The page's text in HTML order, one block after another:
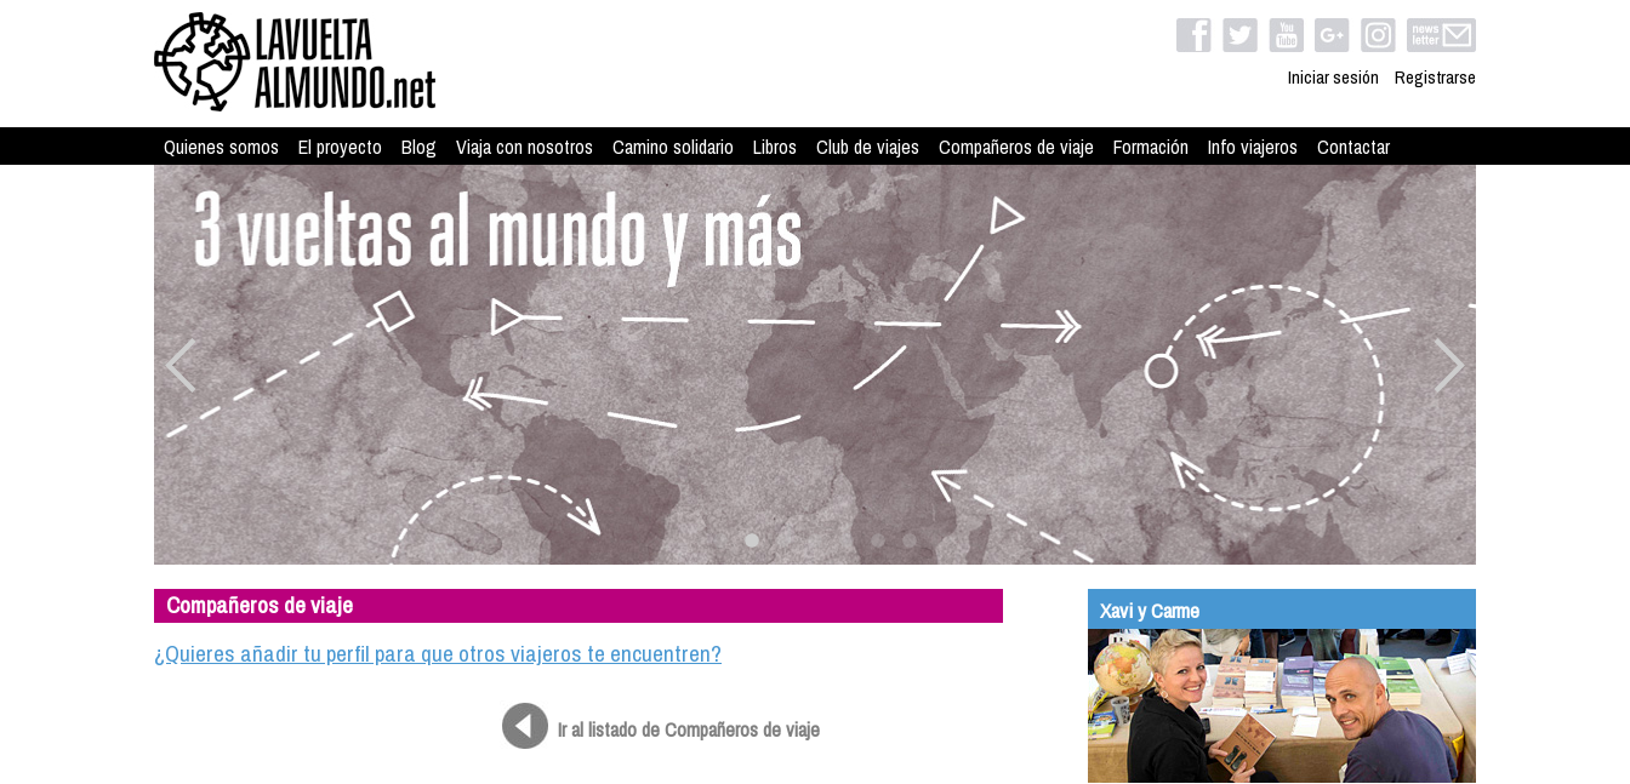
Iniciar sesión Registrarse
Quienes somos El proyecto Blog Viaja con nosotros Camino solidario Libros Club de viajes Compañeros de viaje Formación Info viajeros Contactar
Compañeros de viaje
¿Quieres añadir tu perfil para que otros viajeros te encuentren?
Ir al listado de Compañeros de viaje
Xavi y Carme